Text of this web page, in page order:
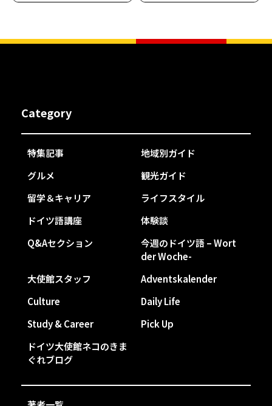
Category
特集記事
地域別ガイド
グルメ
観光ガイド
留学＆キャリア
ライフスタイル
ドイツ語講座
体験談
Q&Aセクション
今週のドイツ語 – Wort
der Woche-
大使館スタッフ
Adventskalender
Culture
Daily Life
Study & Career
Pick Up
ドイツ大使館ネコのきま
ぐれブログ